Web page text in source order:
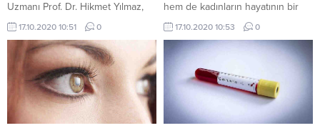
Uzmanı Prof. Dr. Hikmet Yılmaz,
ülkelere göre uyku alışkanlıklarını
açıkladı. Türk insanının yüzde
50'sinin yan yattığını, genellikle
de sağ tarafa yatarak uyuduğunu
belirten Prof. Dr. Yılmaz, "En çok
uyuyanlar İtalyanlar, İspanyollar ve
Yunanlılar. Türkler ise ortalama 7
saat 30 dakika uyuyor"...
17.10.2020 10:51 0
hem de kadınların hayatının bir
döneminde mutlaka
karşılaşabilecekleri bir sorun.
Kadınlarda saç dökülmesinin
erkeklerde dökülmelerin
neredeyse tamamı genetik
yatkınlığa bağlıdır. Genç
erkeklerde görülen saç
17.10.2020 10:53 0